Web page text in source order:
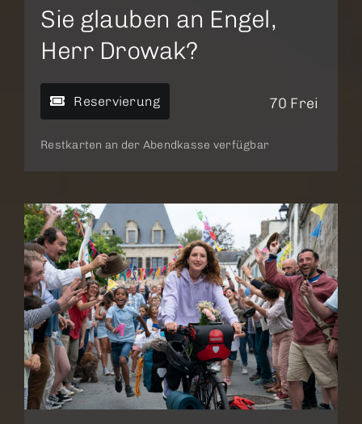
Sie glauben an Engel,
Herr Drowak?
Reservierung 70 Frei
Restkarten an der Abendkasse verfügbar